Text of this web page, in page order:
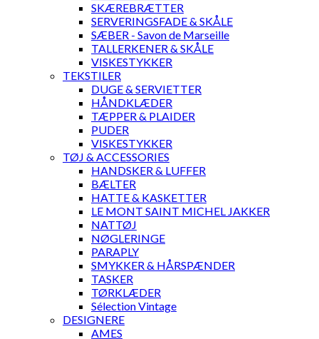
SKÆREBRÆTTER
SERVERINGSFADE & SKÅLE
SÆBER - Savon de Marseille
TALLERKENER & SKÅLE
VISKESTYKKER
TEKSTILER
DUGE & SERVIETTER
HÅNDKLÆDER
TÆPPER & PLAIDER
PUDER
VISKESTYKKER
TØJ & ACCESSORIES
HANDSKER & LUFFER
BÆLTER
HATTE & KASKETTER
LE MONT SAINT MICHEL JAKKER
NATTØJ
NØGLERINGE
PARAPLY
SMYKKER & HÅRSPÆNDER
TASKER
TØRKLÆDER
Sélection Vintage
DESIGNERE
AMES